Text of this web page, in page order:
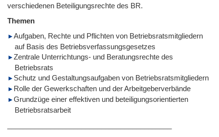
verschiedenen Beteiligungsrechte des BR.
Themen
Aufgaben, Rechte und Pflichten von Betriebsratsmitgliedern
auf Basis des Betriebsverfassungsgesetzes
Zentrale Unterrichtungs- und Beratungsrechte des
Betriebsrats
Schutz und Gestaltungsaufgaben von Betriebsratsmitgliedern
Rolle der Gewerkschaften und der Arbeitgeberverbände
Grundzüge einer effektiven und beteiligungsorientierten
Betriebsratsarbeit